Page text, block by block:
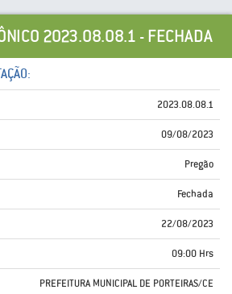
2023.08.08.1 - FECHADA
2023.08.08.1
09/08/2023
Pregão
Fechada
22/08/2023
09:00 Hrs
PREFEITURA MUNICIPAL DE PORTEIRAS/CE